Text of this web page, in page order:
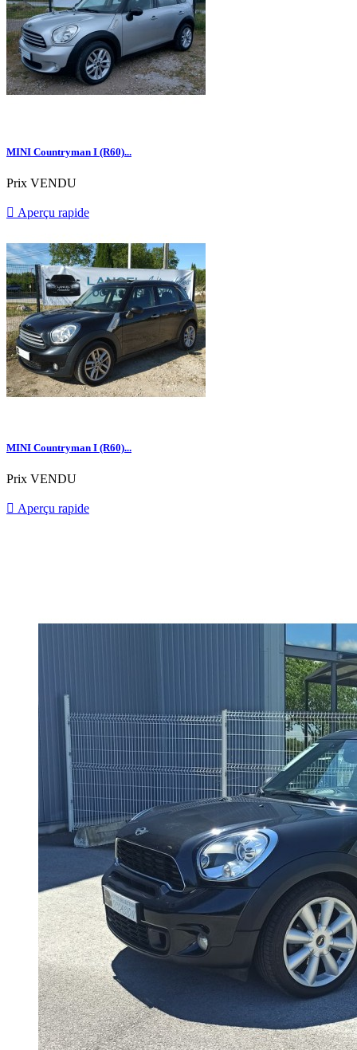
MINI Countryman I (R60)...
Prix VENDU
 Aperçu rapide
MINI Countryman I (R60)...
Prix VENDU
 Aperçu rapide